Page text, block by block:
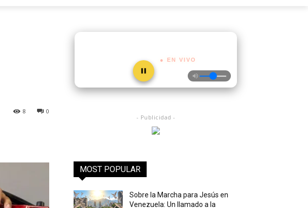
0
8
● EN VIVO
- Publicidad -
MOST POPULAR
Sobre la Marcha para Jesús en
Venezuela: Un llamado a la